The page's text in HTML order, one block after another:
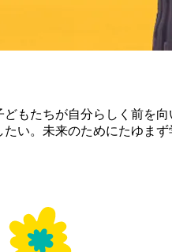
どもたちが自分らしく前を
い。未来のためにたゆま